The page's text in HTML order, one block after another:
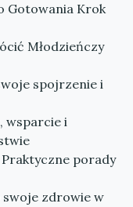
Gotowania Krok
Młodzieńczy
spojrzenie i
wsparcie i
porady
swoje zdrowie w